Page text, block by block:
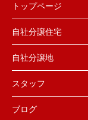
トップページ
自社分譲住宅
自社分譲地
スタッフ
ブログ